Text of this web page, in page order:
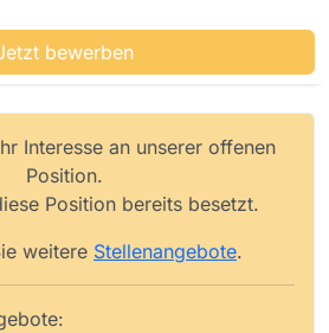
bewerben
Interesse an unserer offenen
Position.
Position bereits besetzt.
weitere Stellenangebote.